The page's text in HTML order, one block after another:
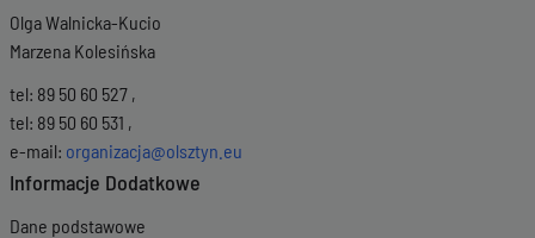
Olga Walnicka-Kucio
Marzena Kolesińska
tel: 89 50 60 527 ,
tel: 89 50 60 531 ,
e-mail: organizacja@olsztyn.eu
Informacje Dodatkowe
Dane podstawowe